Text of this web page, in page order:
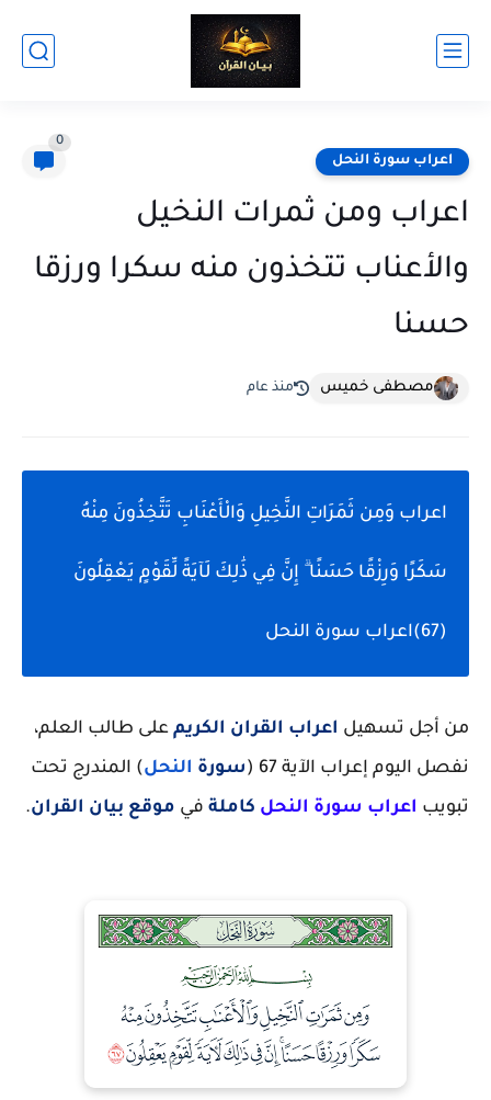
اعراب سورة النحل
0
اعراب ومن ثمرات النخيل
والأعناب تتخذون منه سكرا ورزقا
حسنا
مصطفى خميس منذ عام
اعراب وَمِن ثَمَرَاتِ النَّخِيلِ وَالْأَعْنَابِ تَتَّخِذُونَ مِنْهُ
سَكَرًا وَرِزْقًا حَسَنًا ۗ إِنَّ فِي ذَٰلِكَ لَآيَةً لِّقَوْمٍ يَعْقِلُونَ
(67)اعراب سورة النحل
من أجل تسهيل اعراب القران الكريم على طالب العلم،
نفصل اليوم إعراب الآية 67 (
سورة النحل) المندرج تحت
تبويب اعراب سورة النحل كاملة في موقع بيان القران.